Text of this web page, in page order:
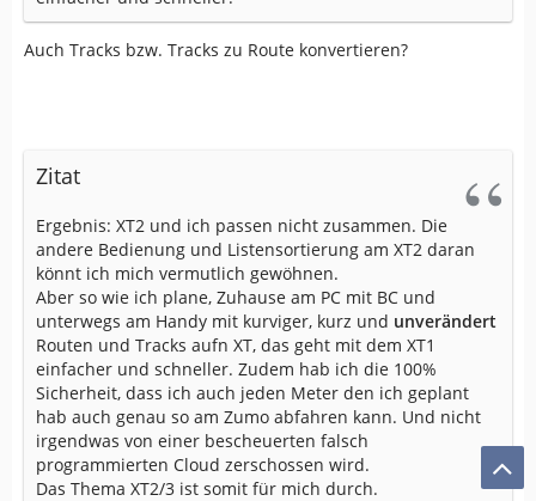
Auch Tracks bzw. Tracks zu Route konvertieren?
Zitat
Ergebnis: XT2 und ich passen nicht zusammen. Die
andere Bedienung und Listensortierung am XT2 daran
könnt ich mich vermutlich gewöhnen.
Aber so wie ich plane, Zuhause am PC mit BC und
unterwegs am Handy mit kurviger, kurz und unverändert
Routen und Tracks aufn XT, das geht mit dem XT1
einfacher und schneller. Zudem hab ich die 100%
Sicherheit, dass ich auch jeden Meter den ich geplant
hab auch genau so am Zumo abfahren kann. Und nicht
irgendwas von einer bescheuerten falsch
programmierten Cloud zerschossen wird.
Das Thema XT2/3 ist somit für mich durch.